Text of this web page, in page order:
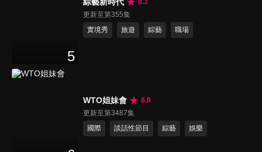
5
8.3
更新至第355集
實境秀
旅遊 綜藝 職場
WTO姐妹會
8.9
更新至第3487集
國際
談話性節目 綜藝 娛樂